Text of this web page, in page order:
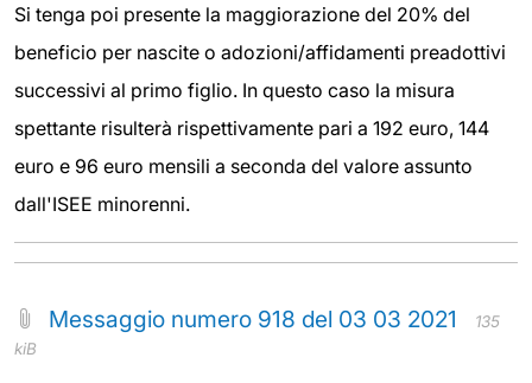
Si tenga poi presente la maggiorazione del 20% del
beneficio per nascite o adozioni/affidamenti preadottivi
successivi al primo figlio. In questo caso la misura
spettante risulterà rispettivamente pari a 192 euro, 144
euro e 96 euro mensili a seconda del valore assunto
dall'ISEE minorenni.
Messaggio numero 918 del 03 03 2021
135
kiB